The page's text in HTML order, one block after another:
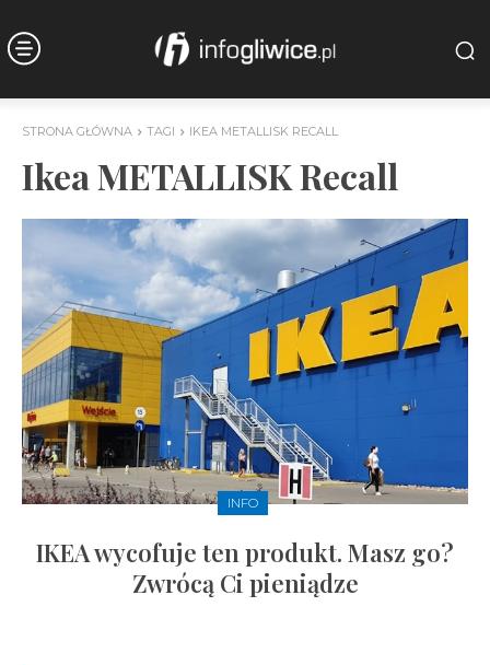
STRONA GŁÓWNA TAGI IKEA METALLISK RECALL
Ikea METALLISK Recall
INFO
IKEA wycofuje ten produkt. Masz go?
Zwrócą Ci pieniądze